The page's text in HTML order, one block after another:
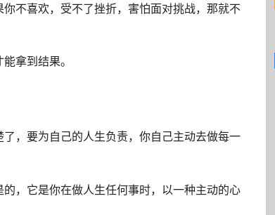
不喜欢，受不了挫折，害怕面对挑战，那就不
拿到结果。
，要为自己的人生负责，你自己主动去做每一
，它是你在做人生任何事时，以一种主动的心